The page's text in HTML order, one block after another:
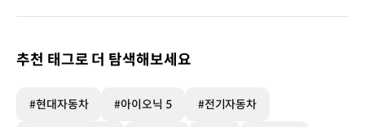
추천 태그로 더 탐색해보세요
#현대자동차 #아이오닉 5 #전기자동차